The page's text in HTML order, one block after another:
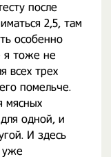
после
2,5, там
особенно
я тоже не
всех трех
помельче.
мясных
одной, и
И здесь
уже